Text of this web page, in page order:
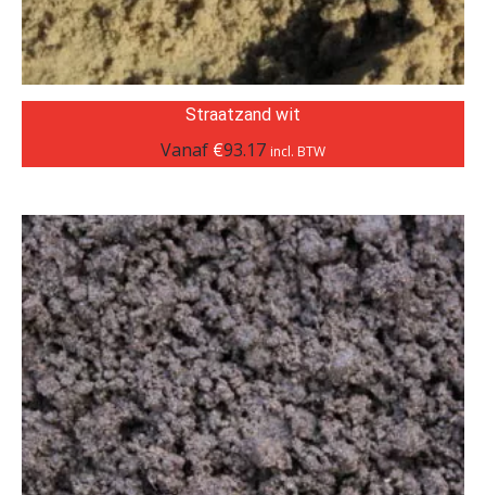
Straatzand wit
Vanaf €93.17 incl. BTW